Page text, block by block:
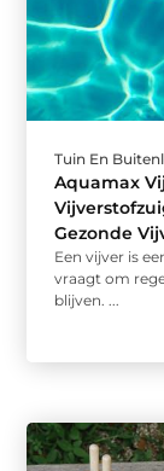
Tuin En
Aquamax
Gezonde
Een vijver is
vraagt om
blijven. ...